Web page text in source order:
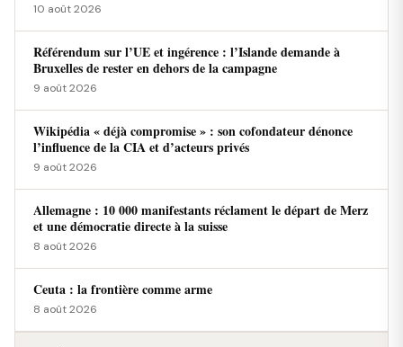
10 août 2026
Référendum sur l’UE et ingérence : l’Islande demande à
Bruxelles de rester en dehors de la campagne
9 août 2026
Wikipédia « déjà compromise » : son cofondateur dénonce
l’influence de la CIA et d’acteurs privés
9 août 2026
Allemagne : 10 000 manifestants réclament le départ de Merz
et une démocratie directe à la suisse
8 août 2026
Ceuta : la frontière comme arme
8 août 2026